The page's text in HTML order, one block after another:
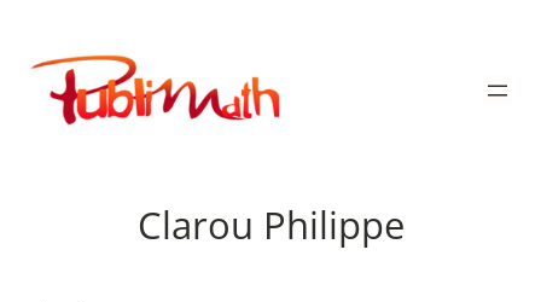
contenu
Publimath
Clarou Philippe